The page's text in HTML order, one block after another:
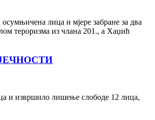
лица и мјере забране за два
тероризма из члана 201., а Хаџић
и извршило лишење слободе 12 лица,